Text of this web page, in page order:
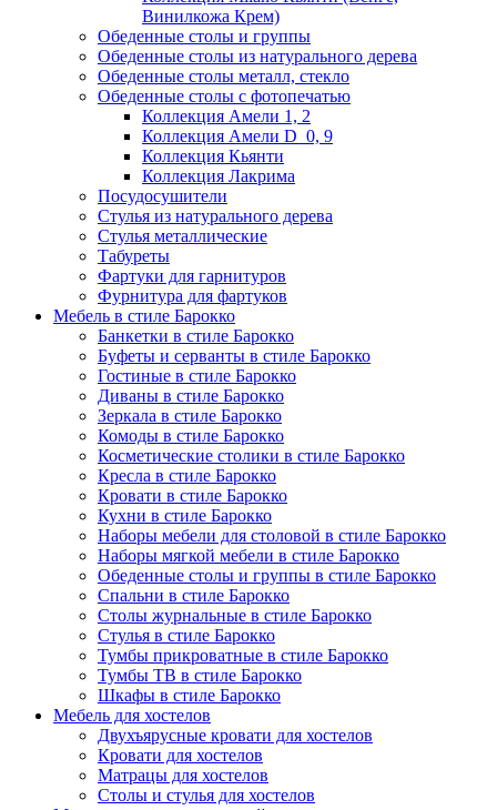
Винилкожа Крем)
Обеденные столы и группы
Обеденные столы из натурального дерева
Обеденные столы металл, стекло
Обеденные столы с фотопечатью
Коллекция Амели 1, 2
Коллекция Амели D_0, 9
Коллекция Кьянти
Коллекция Лакрима
Посудосушители
Стулья из натурального дерева
Стулья металлические
Табуреты
Фартуки для гарнитуров
Фурнитура для фартуков
Мебель в стиле Барокко
Банкетки в стиле Барокко
Буфеты и серванты в стиле Барокко
Гостиные в стиле Барокко
Диваны в стиле Барокко
Зеркала в стиле Барокко
Комоды в стиле Барокко
Косметические столики в стиле Барокко
Кресла в стиле Барокко
Кровати в стиле Барокко
Кухни в стиле Барокко
Наборы мебели для столовой в стиле Барокко
Наборы мягкой мебели в стиле Барокко
Обеденные столы и группы в стиле Барокко
Спальни в стиле Барокко
Столы журнальные в стиле Барокко
Стулья в стиле Барокко
Тумбы прикроватные в стиле Барокко
Тумбы ТВ в стиле Барокко
Шкафы в стиле Барокко
Мебель для хостелов
Двухъярусные кровати для хостелов
Кровати для хостелов
Матрацы для хостелов
Столы и стулья для хостелов